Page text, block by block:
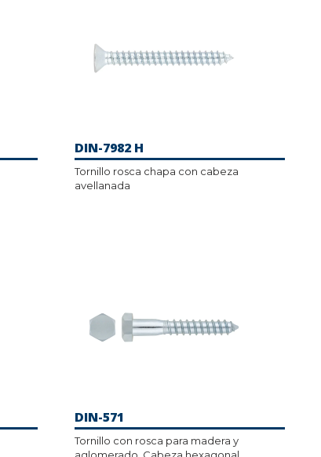
DIN-7982 H
Tornillo rosca chapa con cabeza
avellanada
DIN-571
Tornillo con rosca para madera y